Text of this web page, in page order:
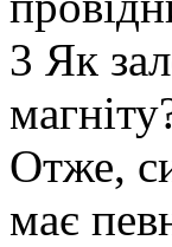
3 Як
Отже,
має